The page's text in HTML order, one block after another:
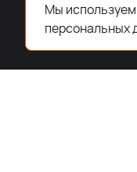
Мы
персональных